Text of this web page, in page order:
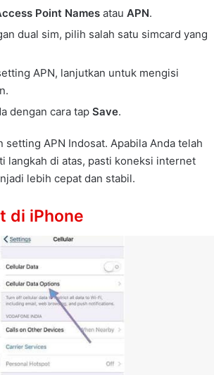
Point Names atau APN.
dual sim, pilih salah satu simcard yang
APN, lanjutkan untuk mengisi
dengan cara tap Save.
APN Indosat. Apabila Anda telah
langkah di atas, pasti koneksi internet
lebih cepat dan stabil.
di iPhone